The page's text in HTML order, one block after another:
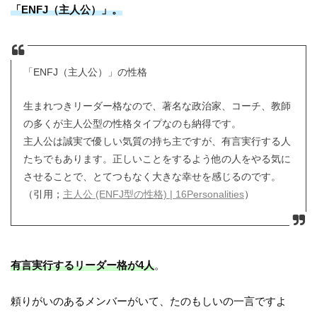
「ENFJ（主人公）」。
「ENFJ（主人公）」の性格
生まれつきリーダー格なので、著名な政治家、コーチ、教師
の多くが主人公型の性格タイプなのも納得です。
主人公は誠実で優しい気質の持ち主ですが、有言実行する人
たちでもあります。正しいことをするよう他の人をやる気に
させることで、とてつもなく大きな幸せを感じるのです。
（引用； 主人公 (ENFJ型の性格) | 16Personalities）
有言実行するリーダー格が4人。
頼りがいのあるメンバーがいて、たのもしいの一言ですよ